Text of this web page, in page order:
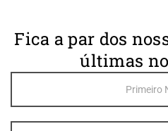
Fica a par dos
últimas
Sign Up